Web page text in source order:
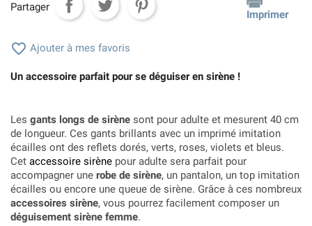
Partager
Imprimer
 Ajouter à mes favoris
Un accessoire parfait pour se déguiser en sirène !
Les gants longs de sirène sont pour adulte et mesurent 40 cm
de longueur. Ces gants brillants avec un imprimé imitation
écailles ont des reflets dorés, verts, roses, violets et bleus.
Cet accessoire sirène pour adulte sera parfait pour
accompagner une robe de sirène, un pantalon, un top imitation
écailles ou encore une queue de sirène. Grâce à ces nombreux
accessoires sirène, vous pourrez facilement composer un
déguisement sirène femme.